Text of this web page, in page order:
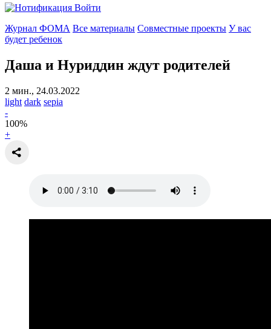
Войти
Журнал ФОМА Все материалы Совместные проекты У вас
будет ребенок
Даша и Нуриддин ждут родителей
2 мин., 24.03.2022
light dark sepia
-
100%
+